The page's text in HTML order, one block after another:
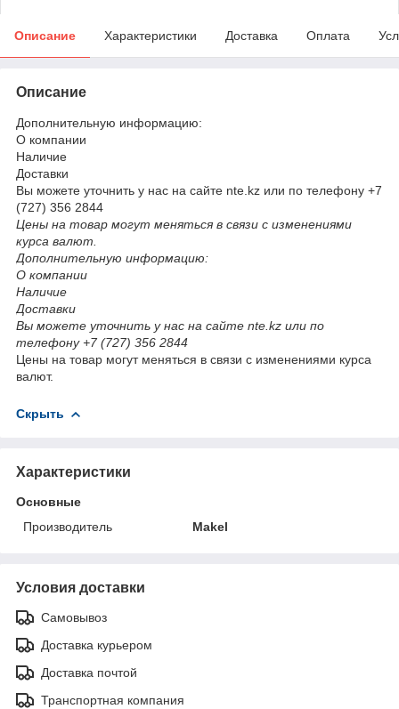
Описание Характеристики Доставка Оплата
Описание
Дополнительную информацию:
О компании
Наличие
Доставки
Вы можете уточнить у нас на сайте nte.kz или по телефону +7
(727) 356 2844
Цены на товар могут меняться в связи с изменениями
курса валют.
Дополнительную информацию:
О компании
Наличие
Доставки
Вы можете уточнить у нас на сайте nte.kz или по
телефону +7 (727) 356 2844
Цены на товар могут меняться в связи с изменениями курса
валют.
Скрыть
Характеристики
Основные
Производитель
Makel
Условия доставки
Самовывоз
Доставка курьером
Доставка почтой
Транспортная компания